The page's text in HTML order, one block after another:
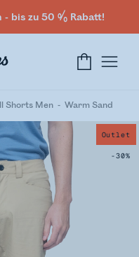
bis zu 50 % Rabatt!
Shorts Men Warm Sand
Outlet
-30%